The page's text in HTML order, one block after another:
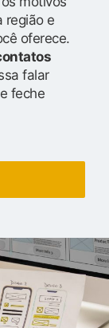
região e
oferece.
falar
feche